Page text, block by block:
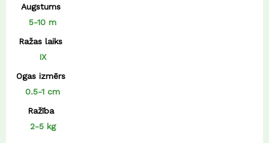
Augstums
5-10 m
Ražas laiks
IX
Ogas izmērs
0.5-1 cm
Ražība
2-5 kg